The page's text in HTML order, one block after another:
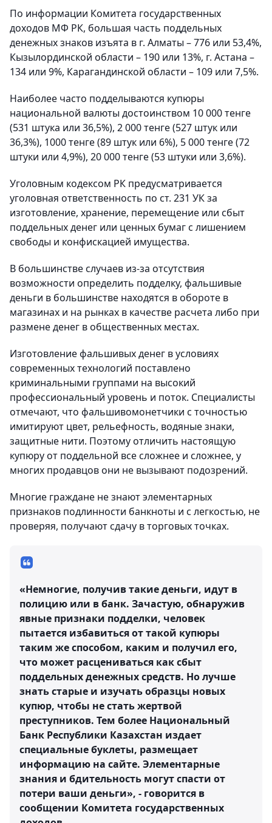
По информации Комитета государственных
доходов МФ РК, большая часть поддельных
денежных знаков изъята в г. Алматы – 776 или 53,4%,
Кызылординской области – 190 или 13%, г. Астана –
134 или 9%, Карагандинской области – 109 или 7,5%.
Наиболее часто подделываются купюры
национальной валюты достоинством 10 000 тенге
(531 штука или 36,5%), 2 000 тенге (527 штук или
36,3%), 1000 тенге (89 штук или 6%), 5 000 тенге (72
штуки или 4,9%), 20 000 тенге (53 штуки или 3,6%).
Уголовным кодексом РК предусматривается
уголовная ответственность по ст. 231 УК за
изготовление, хранение, перемещение или сбыт
поддельных денег или ценных бумаг с лишением
свободы и конфискацией имущества.
В большинстве случаев из-за отсутствия
возможности определить подделку, фальшивые
деньги в большинстве находятся в обороте в
магазинах и на рынках в качестве расчета либо при
размене денег в общественных местах.
Изготовление фальшивых денег в условиях
современных технологий поставлено
криминальными группами на высокий
профессиональный уровень и поток. Специалисты
отмечают, что фальшивомонетчики с точностью
имитируют цвет, рельефность, водяные знаки,
защитные нити. Поэтому отличить настоящую
купюру от поддельной все сложнее и сложнее, у
многих продавцов они не вызывают подозрений.
Многие граждане не знают элементарных
признаков подлинности банкноты и с легкостью, не
проверяя, получают сдачу в торговых точках.
«Немногие, получив такие деньги, идут в
полицию или в банк. Зачастую, обнаружив
явные признаки подделки, человек
пытается избавиться от такой купюры
таким же способом, каким и получил его,
что может расцениваться как сбыт
поддельных денежных средств. Но лучше
знать старые и изучать образцы новых
купюр, чтобы не стать жертвой
преступников. Тем более Национальный
Банк Республики Казахстан издает
специальные буклеты, размещает
информацию на сайте. Элементарные
знания и бдительность могут спасти от
потери ваши деньги», - говорится в
сообщении Комитета государственных